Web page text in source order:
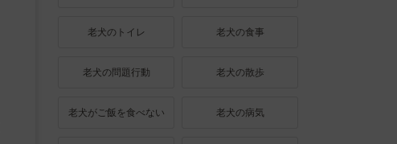
老犬のトイレ 老犬の食事
老犬の問題行動 老犬の散歩
老犬がご飯を食べない 老犬の病気